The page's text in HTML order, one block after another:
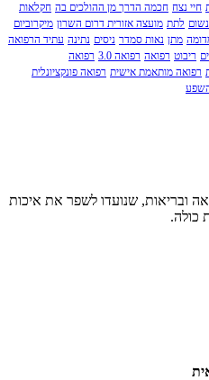
חכמה הדרך מן ההולכים בה חקלאות
מועצה אזורית דרום השרון מיקרוביום
נאות סמדר ניסים נתינה עתיד הרפואה
רפואה רפואה 3.0
רפואה
מותאמת אישית רפואה פונקציונלית
שנועדו לשפר את איכות